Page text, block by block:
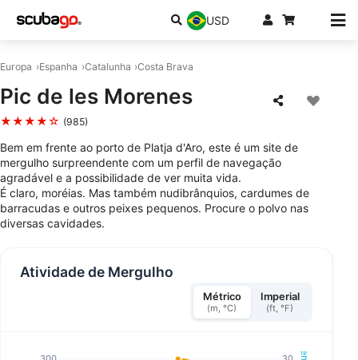
USD
Europa Espanha Catalunha Costa Brava
Pic de les Morenes
★★★★☆ (985)
Bem em frente ao porto de Platja d'Aro, este é um site de
mergulho surpreendente com um perfil de navegação
agradável e a possibilidade de ver muita vida.
É claro, moréias. Mas também nudibrânquios, cardumes de
barracudas e outros peixes pequenos. Procure o polvo nas
diversas cavidades.
Atividade de Mergulho
Métrico
(m, °C)
Imperial
(ft, °F)